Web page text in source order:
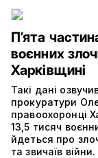
П’ята
воєнних
Харківщині
Такі дані
прокуратури
правоохоронці
13,5 тисяч
йдеться про
та звичаїв війни.